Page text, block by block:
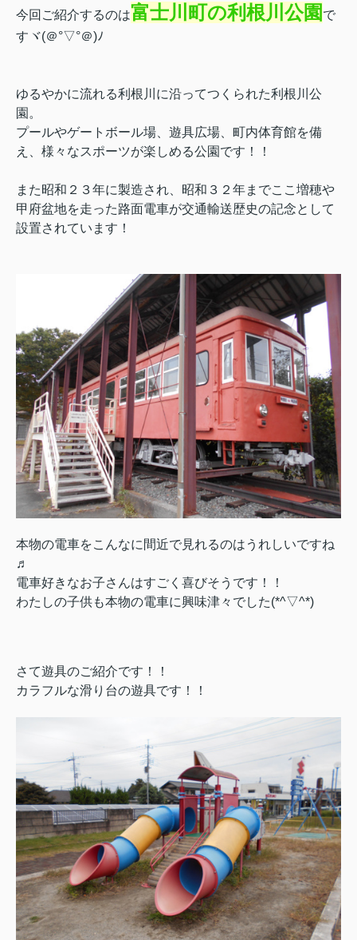
今回ご紹介するのは富士川町の利根川公園 で
すヾ(＠°▽°＠)ﾉ
ゆるやかに流れる利根川に沿ってつくられた利根川公
園。
プールやゲートボール場、遊具広場、町内体育館を備
え、様々なスポーツが楽しめる公園です！！
また昭和２３年に製造され、昭和３２年までここ増穂や
甲府盆地を走った路面電車が交通輸送歴史の記念として
設置されています！
本物の電車をこんなに間近で見れるのはうれしいですね
♬
電車好きなお子さんはすごく喜びそうです！！
わたしの子供も本物の電車に興味津々でした(*^▽^*)
さて遊具のご紹介です！！
カラフルな滑り台の遊具です！！